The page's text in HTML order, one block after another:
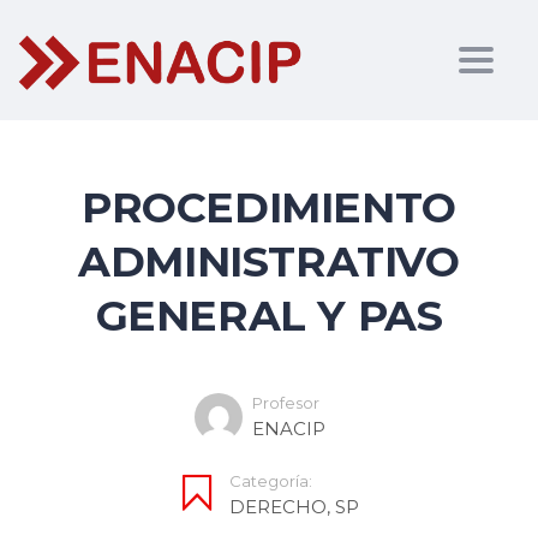
PROCEDIMIENTO
ADMINISTRATIVO
GENERAL Y PAS
Profesor
ENACIP
Categoría:
DERECHO, SP